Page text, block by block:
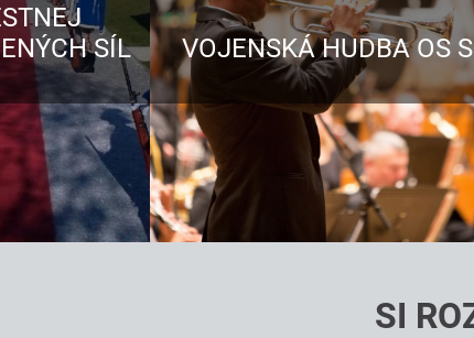
SÍL
VOJENSKÁ HUDBA OS
SI